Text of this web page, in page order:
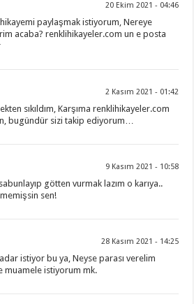
20 Ekim 2021 - 04:46
paylaşmak istiyorum, Nereye
acaba? renklihikayeler.com un e posta
2 Kasım 2021 - 01:42
sıkıldım, Karşıma renklihikayeler.com
bugündür sizi takip ediyorum…
9 Kasım 2021 - 10:58
götten vurmak lazım o karıya..
sen!
28 Kasım 2021 - 14:25
istiyor bu ya, Neyse parası verelim
muamele istiyorum mk.